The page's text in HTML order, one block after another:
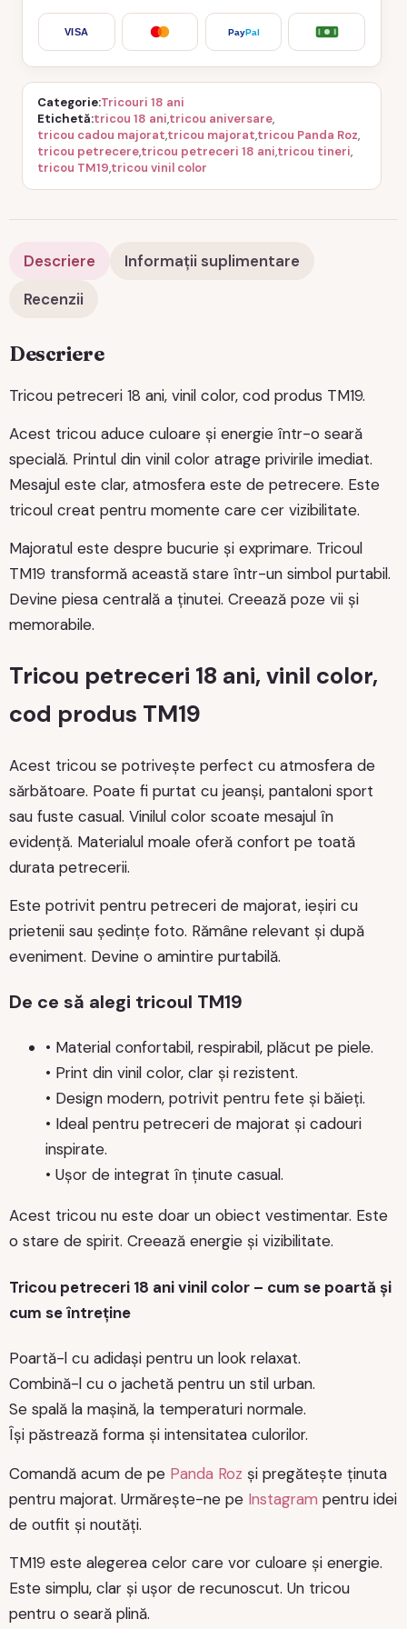
VISA PayPal
Categorie Tricouri 18 ani
Etichetă tricou 18 ani,tricou aniversare,
tricou cadou majorat,tricou majorat,tricou Panda Roz,
tricou petrecere,tricou petreceri 18 ani,tricou tineri,
tricou TM19,tricou vinil color
Descriere
Informații suplimentare
Recenzii
Descriere
Tricou petreceri 18 ani, vinil color, cod produs TM19.
Acest tricou aduce culoare și energie într-o seară
specială. Printul din vinil color atrage privirile imediat.
Mesajul este clar, atmosfera este de petrecere. Este
tricoul creat pentru momente care cer vizibilitate.
Majoratul este despre bucurie și exprimare. Tricoul
TM19 transformă această stare într-un simbol purtabil.
Devine piesa centrală a ținutei. Creează poze vii și
memorabile.
Tricou petreceri 18 ani, vinil color,
cod produs TM19
Acest tricou se potrivește perfect cu atmosfera de
sărbătoare. Poate fi purtat cu jeanși, pantaloni sport
sau fuste casual. Vinilul color scoate mesajul în
evidență. Materialul moale oferă confort pe toată
durata petrecerii.
Este potrivit pentru petreceri de majorat, ieșiri cu
prietenii sau ședințe foto. Rămâne relevant și după
eveniment. Devine o amintire purtabilă.
De ce să alegi tricoul TM19
• Material confortabil, respirabil, plăcut pe piele.
• Print din vinil color, clar și rezistent.
• Design modern, potrivit pentru fete și băieți.
• Ideal pentru petreceri de majorat și cadouri
inspirate.
• Ușor de integrat în ținute casual.
Acest tricou nu este doar un obiect vestimentar. Este
o stare de spirit. Creează energie și vizibilitate.
Tricou petreceri 18 ani vinil color – cum se poartă și
cum se întreține
Poartă-l cu adidași pentru un look relaxat.
Combină-l cu o jachetă pentru un stil urban.
Se spală la mașină, la temperaturi normale.
Își păstrează forma și intensitatea culorilor.
Comandă acum de pe Panda Roz și pregătește ținuta
pentru majorat. Urmărește-ne pe Instagram pentru idei
de outfit și noutăți.
TM19 este alegerea celor care vor culoare și energie.
Este simplu, clar și ușor de recunoscut. Un tricou
pentru o seară plină.